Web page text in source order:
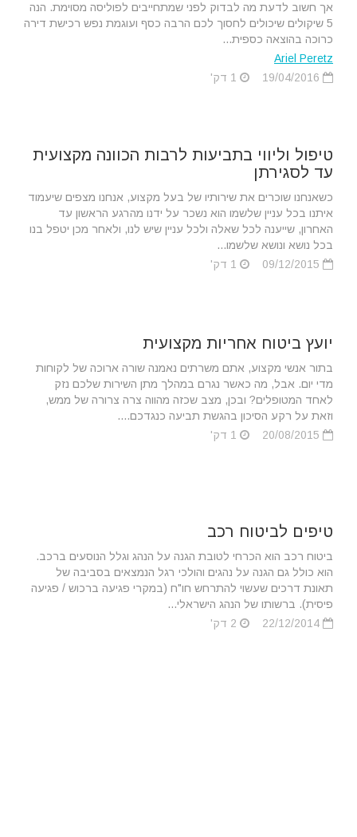
אך חשוב לדעת מה לבדוק לפני שמתחייבים לפוליסה מסוימת. הנה
5 שיקולים שיכולים לחסוך לכם הרבה כסף ועוגמת נפש רכישת דירה
כרוכה בהוצאה כספית...
Ariel Peretz
טיפול וליווי בתביעות לרבות הכוונה מקצועית
עד לסגירתן
כשאנחנו שוכרים את שירותיו של בעל מקצוע, אנחנו מצפים שיעמוד
איתנו בכל עניין שלשמו הוא נשכר על ידנו מהרגע הראשון עד
האחרון, שייענה לכל שאלה ולכל עניין שיש לנו, ולאחר מכן יטפל בנו
בכל נושא ונושא שלשמו...
יועץ ביטוח אחריות מקצועית
בתור אנשי מקצוע, אתם משרתים נאמנה שורה ארוכה של לקוחות
מדי יום. אבל, מה כאשר נגרם במהלך מתן השירות שלכם נזק
לאחד המטופלים? ובכן, מצב שכזה מהווה צרה צרורה של ממש,
וזאת על רקע הסיכון בהגשת תביעה כנגדכם....
טיפים לביטוח רכב
ביטוח רכב הוא הכרחי לטובת הגנה על הנהג וגלל הנוסעים ברכב.
הוא כולל גם הגנה על נהגים והולכי רגל הנמצאים בסביבה של
תאונת דרכים שעשוי להתרחש חו"ח (במקרי פגיעה ברכוש / פגיעה
פיסית). ברשותו של הנהג הישראלי...